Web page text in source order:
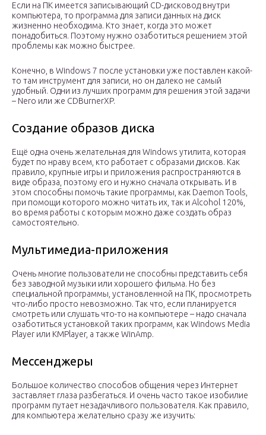
Если на ПК имеется записывающий CD-дисковод внутри
компьютера, то программа для записи данных на диск
жизненно необходима. Кто знает, когда это может
понадобиться. Поэтому нужно озаботиться решением этой
проблемы как можно быстрее.
Конечно, в Windows 7 после установки уже поставлен какой-
то там инструмент для записи, но он далеко не самый
удобный. Одни из лучших программ для решения этой задачи
– Nero или же CDBurnerXP.
Создание образов диска
Ещё одна очень желательная для Windows утилита, которая
будет по нраву всем, кто работает с образами дисков. Как
правило, крупные игры и приложения распространяются в
виде образа, поэтому его и нужно сначала открывать. И в
этом способны помочь такие программы, как Daemon Tools,
при помощи которого можно читать их, так и Alcohol 120%,
во время работы с которым можно даже создать образ
самостоятельно.
Мультимедиа-приложения
Очень многие пользователи не способны представить себя
без заводной музыки или хорошего фильма. Но без
специальной программы, установленной на ПК, просмотреть
что-либо просто невозможно. Так что, если планируется
смотреть или слушать что-то на компьютере – надо сначала
озаботиться установкой таких программ, как Windows Media
Player или KMPlayer, а также WinAmp.
Мессенджеры
Большое количество способов общения через Интернет
заставляет глаза разбегаться. И очень часто такое изобилие
программ путает незадачливого пользователя. Как правило,
для компьютера желательно сразу же изучить: